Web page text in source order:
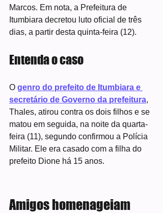
Marcos. Em nota, a Prefeitura de
Itumbiara decretou luto oficial de três
dias, a partir desta quinta-feira (12).
Entenda o caso
O genro do prefeito de Itumbiara e
secretário de Governo da prefeitura,
Thales, atirou contra os dois filhos e se
matou em seguida, na noite da quarta-
feira (11), segundo confirmou a Polícia
Militar. Ele era casado com a filha do
prefeito Dione há 15 anos.
Amigos homenageiam